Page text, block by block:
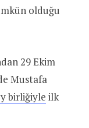
olduğu
29 Ekim
Mustafa
birliğiyle ilk